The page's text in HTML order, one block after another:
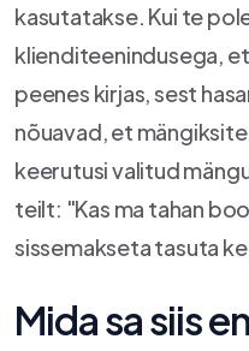
kasutatakse. Kui te
klienditeenindusega,
peenes kirjas, sest
nõuavad, et
keerutusi valitud
teilt: "Kas ma tahan
sissemakseta tasuta
Mida sa siis